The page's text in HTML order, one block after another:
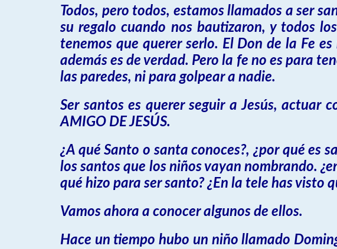
Todos, pero todos, estamos llamados a ser
su regalo cuando nos bautizaron, y todos
tenemos que querer serlo. El Don de la Fe
además es de verdad. Pero la fe no es para
las paredes, ni para golpear a nadie.
Ser santos es querer seguir a Jesús, actuar
AMIGO DE JESÚS.
¿A qué Santo o santa conoces?, ¿por qué es
los santos que los niños vayan nombrando.
qué hizo para ser santo? ¿En la tele has visto
Vamos ahora a conocer algunos de ellos.
Hace un tiempo hubo un niño llamado